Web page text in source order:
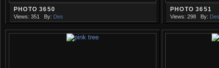
PHOTO 3650
Views: 351 By: Des
PHOTO 3651
Views: 298 By: Des